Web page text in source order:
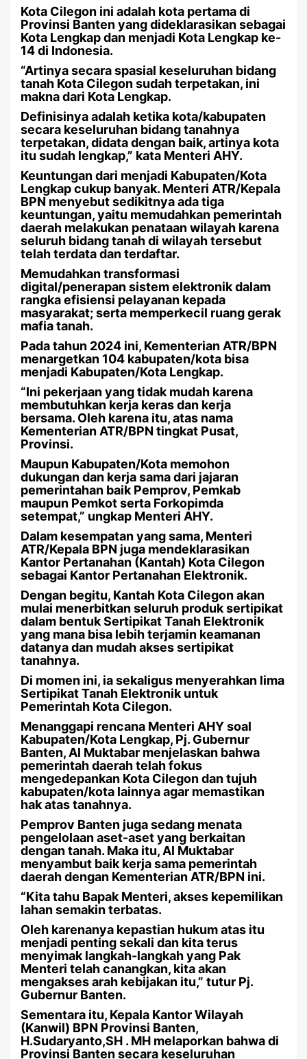
Kota Cilegon ini adalah kota pertama di
Provinsi Banten yang dideklarasikan sebagai
Kota Lengkap dan menjadi Kota Lengkap ke-
14 di Indonesia.
“Artinya secara spasial keseluruhan bidang
tanah Kota Cilegon sudah terpetakan, ini
makna dari Kota Lengkap.
Definisinya adalah ketika kota/kabupaten
secara keseluruhan bidang tanahnya
terpetakan, didata dengan baik, artinya kota
itu sudah lengkap,” kata Menteri AHY.
Keuntungan dari menjadi Kabupaten/Kota
Lengkap cukup banyak. Menteri ATR/Kepala
BPN menyebut sedikitnya ada tiga
keuntungan, yaitu memudahkan pemerintah
daerah melakukan penataan wilayah karena
seluruh bidang tanah di wilayah tersebut
telah terdata dan terdaftar.
Memudahkan transformasi
digital/penerapan sistem elektronik dalam
rangka efisiensi pelayanan kepada
masyarakat; serta memperkecil ruang gerak
mafia tanah.
Pada tahun 2024 ini, Kementerian ATR/BPN
menargetkan 104 kabupaten/kota bisa
menjadi Kabupaten/Kota Lengkap.
“Ini pekerjaan yang tidak mudah karena
membutuhkan kerja keras dan kerja
bersama. Oleh karena itu, atas nama
Kementerian ATR/BPN tingkat Pusat,
Provinsi.
Maupun Kabupaten/Kota memohon
dukungan dan kerja sama dari jajaran
pemerintahan baik Pemprov, Pemkab
maupun Pemkot serta Forkopimda
setempat,” ungkap Menteri AHY.
Dalam kesempatan yang sama, Menteri
ATR/Kepala BPN juga mendeklarasikan
Kantor Pertanahan (Kantah) Kota Cilegon
sebagai Kantor Pertanahan Elektronik.
Dengan begitu, Kantah Kota Cilegon akan
mulai menerbitkan seluruh produk sertipikat
dalam bentuk Sertipikat Tanah Elektronik
yang mana bisa lebih terjamin keamanan
datanya dan mudah akses sertipikat
tanahnya.
Di momen ini, ia sekaligus menyerahkan lima
Sertipikat Tanah Elektronik untuk
Pemerintah Kota Cilegon.
Menanggapi rencana Menteri AHY soal
Kabupaten/Kota Lengkap, Pj. Gubernur
Banten, Al Muktabar menjelaskan bahwa
pemerintah daerah telah fokus
mengedepankan Kota Cilegon dan tujuh
kabupaten/kota lainnya agar memastikan
hak atas tanahnya.
Pemprov Banten juga sedang menata
pengelolaan aset-aset yang berkaitan
dengan tanah. Maka itu, Al Muktabar
menyambut baik kerja sama pemerintah
daerah dengan Kementerian ATR/BPN ini.
“Kita tahu Bapak Menteri, akses kepemilikan
lahan semakin terbatas.
Oleh karenanya kepastian hukum atas itu
menjadi penting sekali dan kita terus
menyimak langkah-langkah yang Pak
Menteri telah canangkan, kita akan
mengakses arah kebijakan itu,” tutur Pj.
Gubernur Banten.
Sementara itu, Kepala Kantor Wilayah
(Kanwil) BPN Provinsi Banten,
H.Sudaryanto,SH . MH melaporkan bahwa di
Provinsi Banten secara keseluruhan